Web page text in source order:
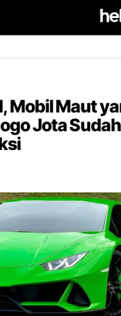
Mobil Maut
Jota